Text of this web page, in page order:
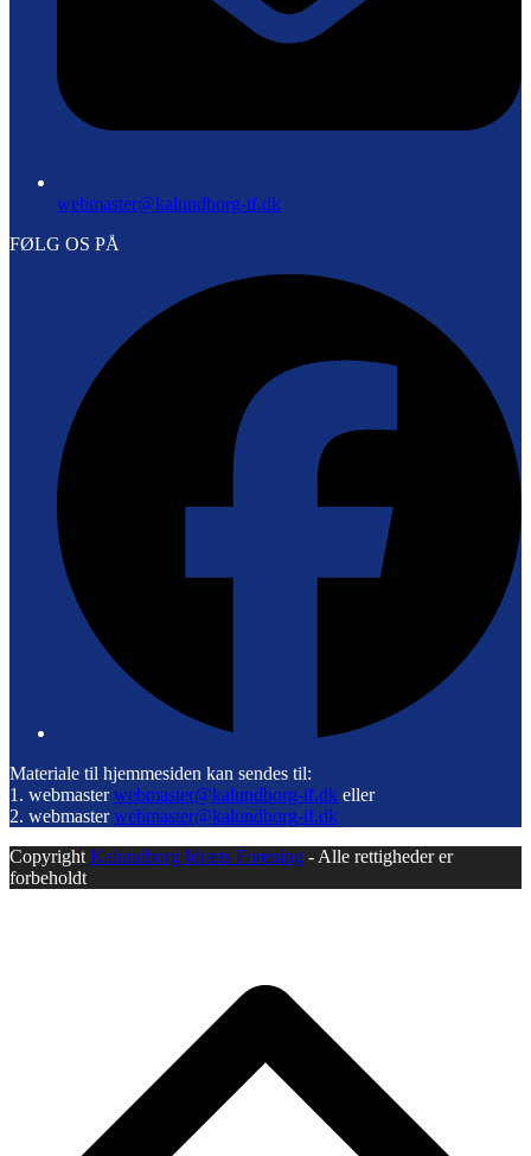
webmaster@kalundborg-if.dk
FØLG OS PÅ
Materiale til hjemmesiden kan sendes til:
1. webmasterwebmaster@kalundborg-if.dk eller
2. webmasterwebmaster@kalundborg-if.dk
Copyright Kalundborg Idræts Forening - Alle rettigheder er
forbeholdt